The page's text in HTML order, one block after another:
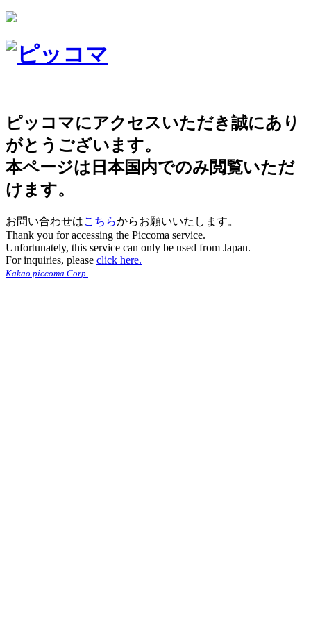
ピッコマにアクセスいただき誠にあり
がとうございます。
本ページは日本国内でのみ閲覧いただ
けます。
お問い合わせはこちらからお願いいたします。
Thank you for accessing the Piccoma service.
Unfortunately, this service can only be used from Japan.
For inquiries, please click here.
Kakao piccoma Corp.